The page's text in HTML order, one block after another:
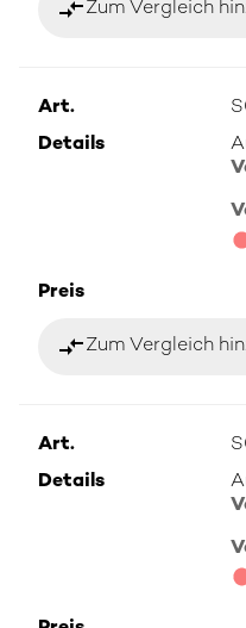
compare_arrowsZum Vergleich
Art.
Details
Preis
compare_arrowsZum Vergleich
Art.
Details